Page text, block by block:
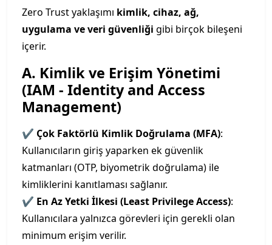
Zero Trust yaklaşımı kimlik, cihaz, ağ,
uygulama ve veri güvenliği gibi birçok bileşeni
içerir.
A. Kimlik ve Erişim Yönetimi
(IAM - Identity and Access
Management)
✔ Çok Faktörlü Kimlik Doğrulama (MFA):
Kullanıcıların giriş yaparken ek güvenlik
katmanları (OTP, biyometrik doğrulama) ile
kimliklerini kanıtlaması sağlanır.
✔ En Az Yetki İlkesi (Least Privilege Access):
Kullanıcılara yalnızca görevleri için gerekli olan
minimum erişim verilir.